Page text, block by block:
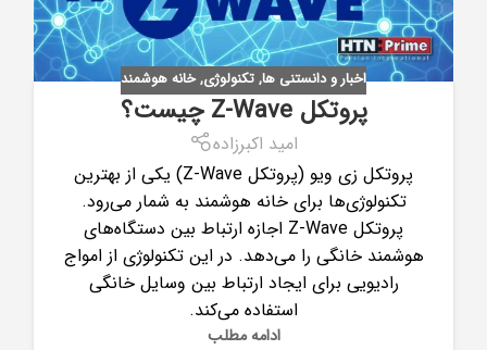
اخبار و دانستنی ها, تکنولوژی,خانه هوشمند
پروتکل Z-Wave چیست؟
امید اکبرزاده
پروتکل زی ویو (پروتکل Z-Wave) یکی از بهترین
تکنولوژی‌ها برای خانه هوشمند به شمار می‌رود.
پروتکل Z-Wave اجازه ارتباط بین دستگاه‌های
هوشمند خانگی را می‌دهد. در این تکنولوژی از امواج
رادیویی برای ایجاد ارتباط بین وسایل خانگی
استفاده می‌کند.
ادامه مطلب